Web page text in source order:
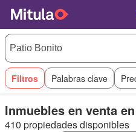
Filtros Palabras clave
Inmuebles en venta
410 propiedades disponibles